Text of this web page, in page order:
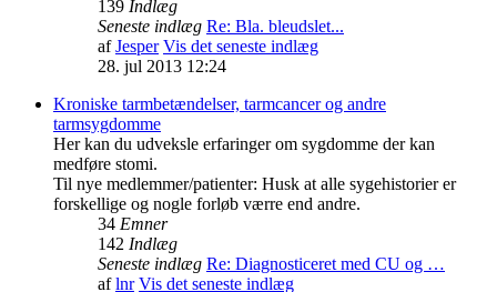
139 Indlæg
Seneste indlæg Re: Bla. bleudslet...
afJesper Vis det seneste indlæg
28. jul 2013 12:24
Kroniske tarmbetændelser, tarmcancer og andre
tarmsygdomme
Her kan du udveksle erfaringer om sygdomme der kan
medføre stomi.
Til nye medlemmer/patienter: Husk at alle sygehistorier er
forskellige og nogle forløb værre end andre.
34 Emner
142 Indlæg
Seneste indlæg Re: Diagnosticeret med CU og …
aflnr Vis det seneste indlæg